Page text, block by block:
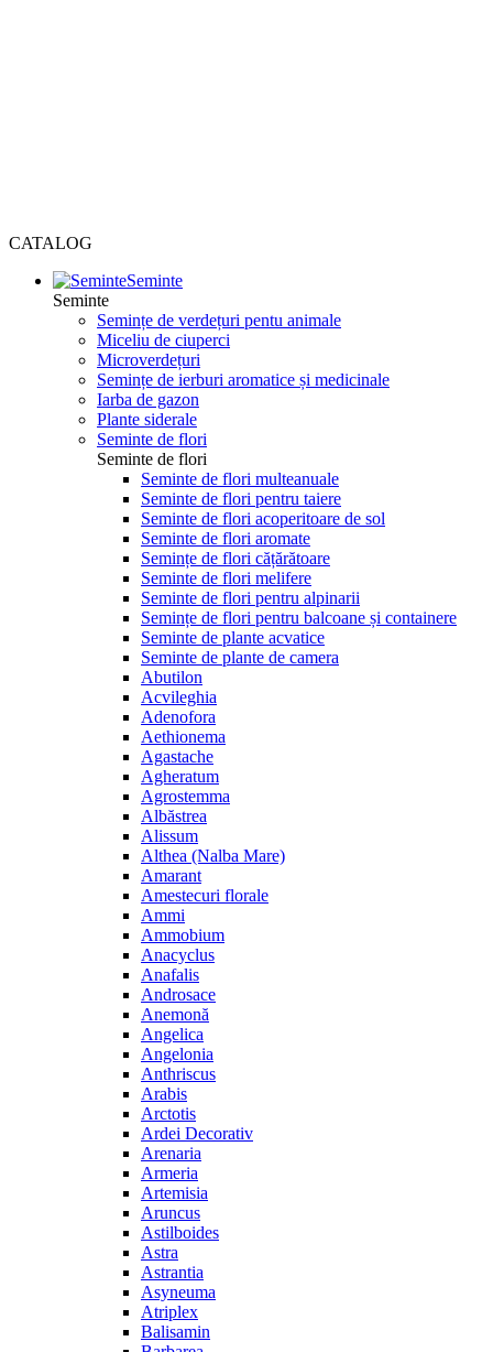
CATALOG
Seminte
Seminte
Semințe de verdețuri pentu animale
Miceliu de ciuperci
Microverdețuri
Semințe de ierburi aromatice și medicinale
Iarba de gazon
Plante siderale
Seminte de flori
Seminte de flori
Seminte de flori multeanuale
Seminte de flori pentru taiere
Seminte de flori acoperitoare de sol
Seminte de flori aromate
Semințe de flori cățărătoare
Seminte de flori melifere
Seminte de flori pentru alpinarii
Semințe de flori pentru balcoane și containere
Seminte de plante acvatice
Seminte de plante de camera
Abutilon
Acvileghia
Adenofora
Aethionema
Agastache
Agheratum
Agrostemma
Albăstrea
Alissum
Althea (Nalba Mare)
Amarant
Amestecuri florale
Ammi
Ammobium
Anacyclus
Anafalis
Androsace
Anemonă
Angelica
Angelonia
Anthriscus
Arabis
Arctotis
Ardei Decorativ
Arenaria
Armeria
Artemisia
Aruncus
Astilboides
Astra
Astrantia
Asyneuma
Atriplex
Balisamin